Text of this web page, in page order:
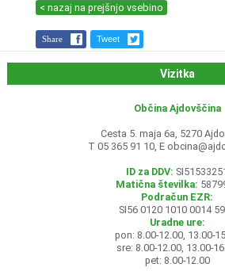
< nazaj na prejšnjo vsebino
Share Tweet
Vizitka
Občina Ajdovščina
Cesta 5. maja 6a, 5270
T 05 365 91 10, E
ID za DDV:
Matična številka:
Podračun EZR:
SI56 0120 1010 0014
Uradne ure:
pon: 8.00-12.00, 13.00-
sre: 8.00-12.00, 13.00-
pet: 8.00-12.00